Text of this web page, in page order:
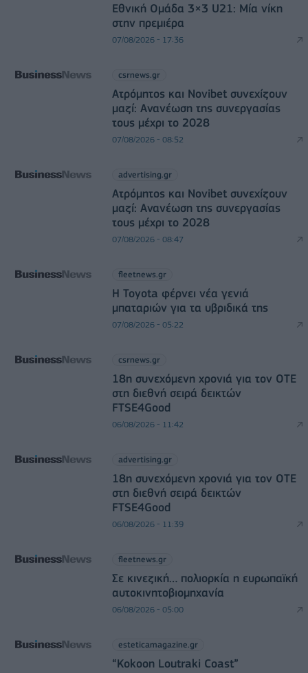
Εθνική Ομάδα 3×3 U21: Μία νίκη
στην πρεμιέρα
07/08/2026 - 17:36
csrnews.gr
Ατρόμητος και Novibet συνεχίζουν
μαζί: Ανανέωση της συνεργασίας
τους μέχρι το 2028
07/08/2026 - 08:52
advertising.gr
Ατρόμητος και Novibet συνεχίζουν
μαζί: Ανανέωση της συνεργασίας
τους μέχρι το 2028
07/08/2026 - 08:47
fleetnews.gr
Η Toyota φέρνει νέα γενιά
μπαταριών για τα υβριδικά της
07/08/2026 - 05:22
csrnews.gr
18η συνεχόμενη χρονιά για τον ΟΤΕ
στη διεθνή σειρά δεικτών
FTSE4Good
06/08/2026 - 11:42
advertising.gr
18η συνεχόμενη χρονιά για τον ΟΤΕ
στη διεθνή σειρά δεικτών
FTSE4Good
06/08/2026 - 11:39
fleetnews.gr
Σε κινεζική… πολιορκία η ευρωπαϊκή
αυτοκινητοβιομηχανία
06/08/2026 - 05:00
esteticamagazine.gr
“Kokoon Loutraki Coast”